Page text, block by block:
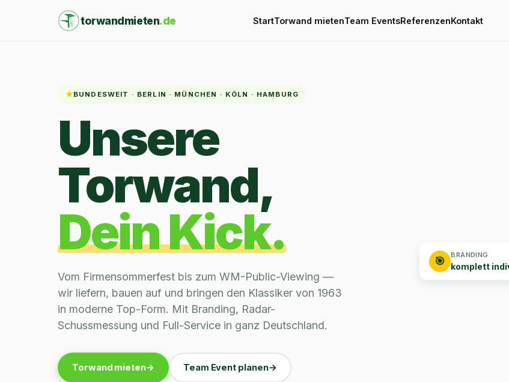
torwandmieten.de StartTorwand mietenTeam EventsReferenzenKontakt
★BUNDESWEIT · BERLIN · MÜNCHEN · KÖLN · HAMBURG
Unsere
Torwand,
Dein Kick.
Vom Firmensommerfest bis zum WM-Public-Viewing —
wir liefern, bauen auf und bringen den Klassiker von 1963
in moderne Top-Form. Mit Branding, Radar-
Schussmessung und Full-Service in ganz Deutschland.
Torwand mieten Team Event planen
🎯
BRANDING
komplett